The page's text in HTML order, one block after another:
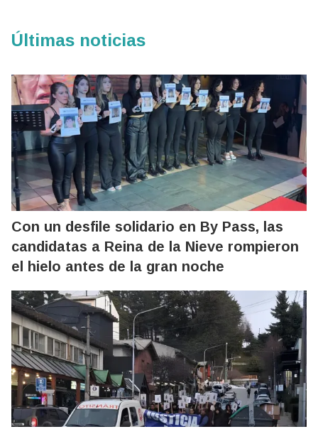
Últimas noticias
Con un desfile solidario en By Pass, las
candidatas a Reina de la Nieve rompieron
el hielo antes de la gran noche